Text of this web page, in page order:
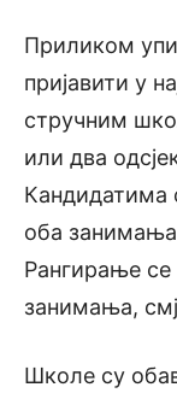
Приликом
пријавити у
стручним
или два
Кандидатима
оба
Рангирање се
занимања,
Школе су